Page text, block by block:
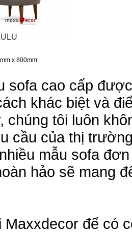
x 800mm
sofa cao cấp
khác biệt và
chúng tôi luôn
cầu của thị
mẫu sofa
hảo sẽ mang
Maxxdecor để có